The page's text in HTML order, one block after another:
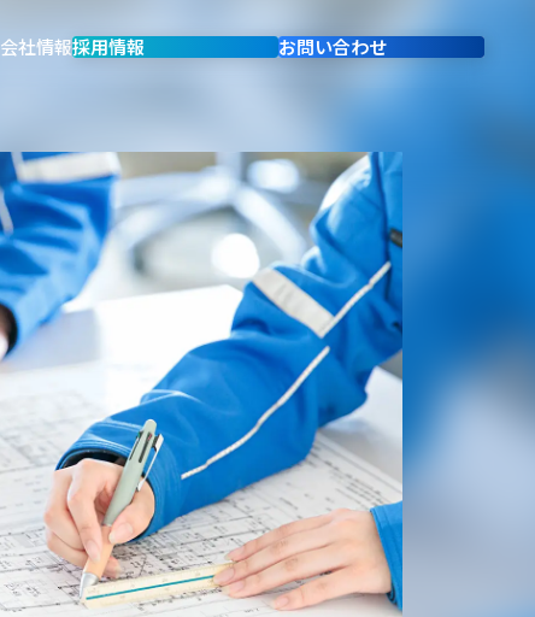
会社情報採用情報 お問い合わせ